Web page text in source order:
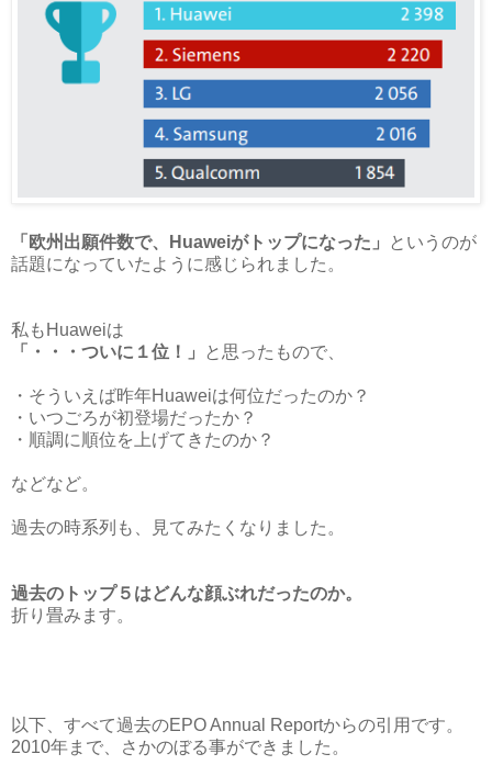
「欧州出願件数で、Huaweiがトップになった」
というのが
話題になっていたように感じられました。
私もHuaweiは
「・・・ついに１位！」
と思ったもので、
・そういえば昨年Huaweiは何位だったのか？
・いつごろが初登場だったか？
・順調に順位を上げてきたのか？
などなど。
過去の時系列も、見てみたくなりました。
過去のトップ５はどんな顔ぶれだったのか。
折り畳みます。
以下、すべて過去のEPO Annual Reportからの引用です。
2010年まで、さかのぼる事ができました。